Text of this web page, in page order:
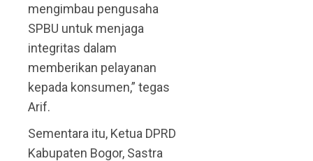
mengimbau pengusaha
SPBU untuk menjaga
integritas dalam
memberikan pelayanan
kepada konsumen,” tegas
Arif.
Sementara itu, Ketua DPRD
Kabupaten Bogor, Sastra